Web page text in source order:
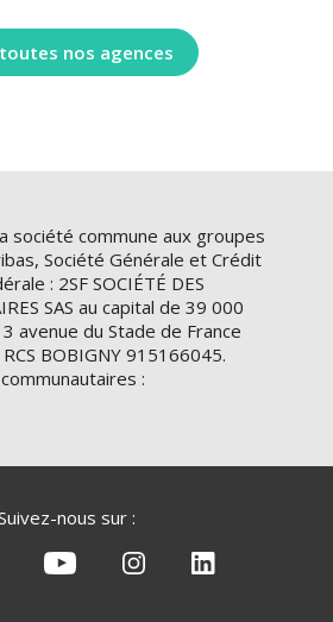
nos agences
société commune aux groupes
Société Générale et Crédit
: 2SF SOCIÉTÉ DES
SAS au capital de 39 000
avenue du Stade de France
BOBIGNY 915166045.
:
nous sur :